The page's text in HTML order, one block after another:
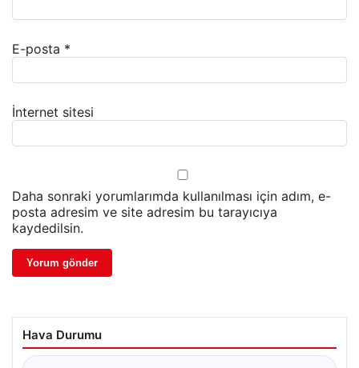
E-posta *
İnternet sitesi
Daha sonraki yorumlarımda kullanılması için adım, e-
posta adresim ve site adresim bu tarayıcıya
kaydedilsin.
Hava Durumu